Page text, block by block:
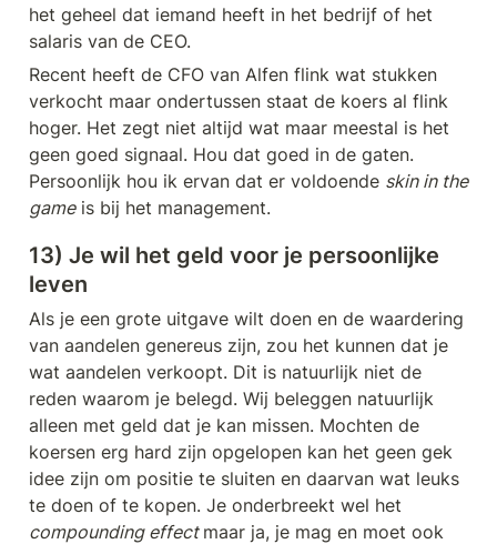
het geheel dat iemand heeft in het bedrijf of het
salaris van de CEO.
Recent heeft de CFO van Alfen flink wat stukken
verkocht maar ondertussen staat de koers al flink
hoger. Het zegt niet altijd wat maar meestal is het
geen goed signaal. Hou dat goed in de gaten.
Persoonlijk hou ik ervan dat er voldoende skin in the
game is bij het management.
13) Je wil het geld voor je persoonlijke
leven
Als je een grote uitgave wilt doen en de waardering
van aandelen genereus zijn, zou het kunnen dat je
wat aandelen verkoopt. Dit is natuurlijk niet de
reden waarom je belegd. Wij beleggen natuurlijk
alleen met geld dat je kan missen. Mochten de
koersen erg hard zijn opgelopen kan het geen gek
idee zijn om positie te sluiten en daarvan wat leuks
compounding effect maar ja, je mag en moet ook